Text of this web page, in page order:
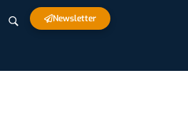
Newsletter